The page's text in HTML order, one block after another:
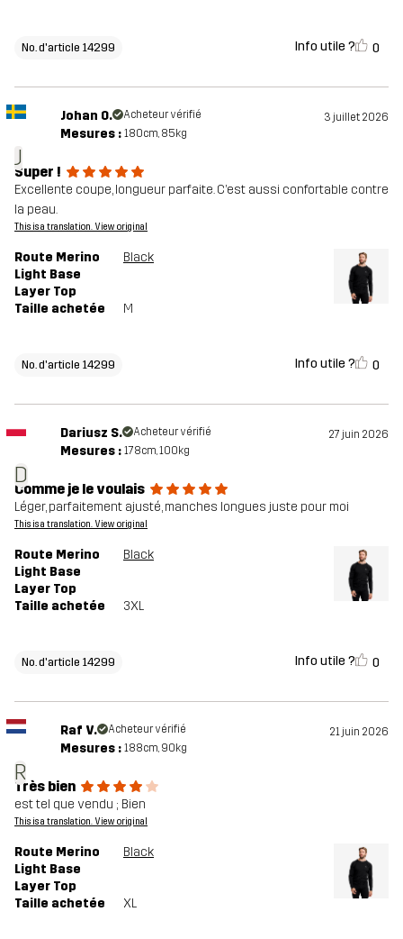
No. d'article 14299 Info utile ? 0
J
Johan O. Acheteur vérifié 3 juillet 2026
Mesures : 180cm, 85kg
Super !
Excellente coupe, longueur parfaite. C’est aussi confortable contre
la peau.
This is a translation. View original
Route Merino
Light Base
Layer Top
Black
Taille achetée M
No. d'article 14299 Info utile ? 0
D
Dariusz S. Acheteur vérifié 27 juin 2026
Mesures : 178cm, 100kg
Comme je le voulais
Léger, parfaitement ajusté, manches longues juste pour moi
This is a translation. View original
Route Merino
Light Base
Layer Top
Black
Taille achetée 3XL
No. d'article 14299 Info utile ? 0
R
Raf V. Acheteur vérifié 21 juin 2026
Mesures : 188cm, 90kg
Très bien
est tel que vendu ; Bien
This is a translation. View original
Route Merino
Light Base
Layer Top
Black
Taille achetée XL